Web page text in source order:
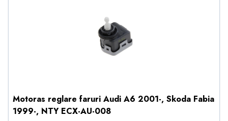
Motoras reglare faruri Audi A6 2001-, Skoda Fabia
1999-, NTY ECX-AU-008